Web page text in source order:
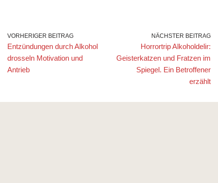
VORHERIGER BEITRAG
Entzündungen durch Alkohol
drosseln Motivation und
Antrieb
NÄCHSTER BEITRAG
Horrortrip Alkoholdelir:
Geisterkatzen und Fratzen im
Spiegel. Ein Betroffener
erzählt